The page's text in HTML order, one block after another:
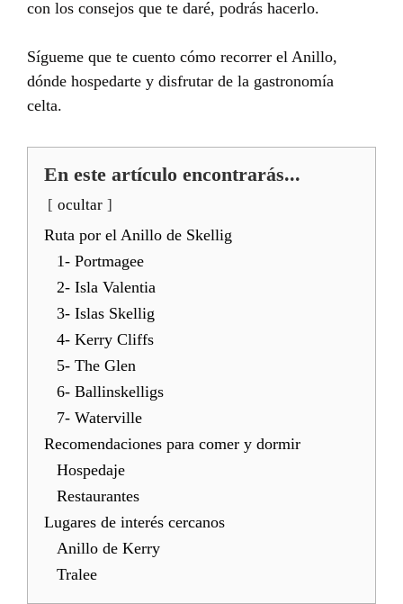
con los consejos que te daré, podrás hacerlo.
Sígueme que te cuento cómo recorrer el Anillo,
dónde hospedarte y disfrutar de la gastronomía
celta.
En este artículo encontrarás...
ocultar
Ruta por el Anillo de Skellig
1- Portmagee
2- Isla Valentia
3- Islas Skellig
4- Kerry Cliffs
5- The Glen
6- Ballinskelligs
7- Waterville
Recomendaciones para comer y dormir
Hospedaje
Restaurantes
Lugares de interés cercanos
Anillo de Kerry
Tralee